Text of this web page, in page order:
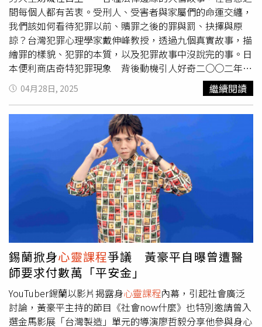
說「這種東西就隨緣，就是跟我爸學的這個金句，因為我爸
跟我媽，他們也是當初看對眼，然後在一起的，所以每一段
感情都是很難的」。
間每個人都有苦衷。受刑人、受害者與家屬們的命運交纏，
我們該如何看待犯罪以前、贖罪之後的罪與罰、抉擇與原
諒？台灣犯罪心理學家戴伸峰教授，透過九個真實故事，描
繪罪的樣貌、犯罪的本質，以及犯罪故事中沒說完的事。日
本便利商店奇特犯罪現象 背後動機引人好奇二○○二年，
日本NHK推出了一系列的節目，探討日本當時最紅的年度代
表詞「少子高齡化」。眾所周知，日本是世界上排名前端的
高齡化大國，各色各樣的高齡者問題，正讓日本政府焦頭爛
額：年金、高齡危險駕駛、高齡獨居、孤獨死、高齡疾病照
顧、長照……其中一個非常奇特的犯罪現象，在這系列節目
中被正式提出──高齡者收銀檯前竊盜案件。你一定有去過
便利商店或超市的購物經驗，在一般的店頭陳列原則中，收
銀檯前一直是商品陳列的兵家必爭之地，因為這是消費者購
物的最後一個機會，但也是必經的一個區域。在等待商品結
帳的過程中，消費者一定會看到這些陳列在收銀檯前的小商
品，殺時間也好、無聊也罷，這些小商品至少讓結帳不再是
了無生趣的等待，而是一種消磨時間或是換個小零錢的最佳
所在。也因為這樣，收銀檯前的商品陳列有一個業界不會告
訴你的秘密：那就是，收銀檯前的商品，價格都不會超過當
地紙鈔的最小面額。舉例來說，日幣紙鈔的最小面額是一千
日圓，收銀檯前就擺一些幾百塊的商品；台幣紙鈔的最小面
額是一百元，那收銀檯前就擺一些幾十塊錢的商品。因為這
些小錢方便找零，也容易下決定，對於等待結帳的人來說，
04月28日, 2025 繼續閱讀
錫蘭掀身心靈課程爭議 黃豪平自曝曾遭醫
師要求付數萬「平安金」
YouTuber錫蘭以影片揭露身心靈課程內幕，引起社會廣泛
討論，黃豪平主持的節目《社會now什麼》也特別邀請曾入
選金馬影展「台灣製造」單元的導演廖哲毅分享他參與身心